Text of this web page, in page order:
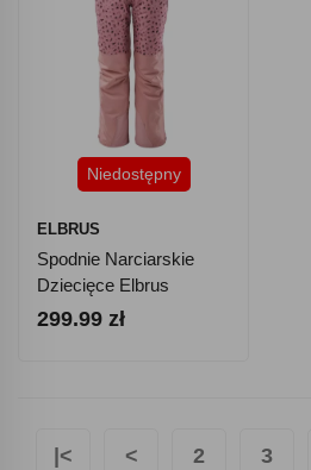
Niedostępny
ELBRUS
Spodnie Narciarskie
Dziecięce Elbrus
Balmani TG
299.99 zł
|< < 2 3